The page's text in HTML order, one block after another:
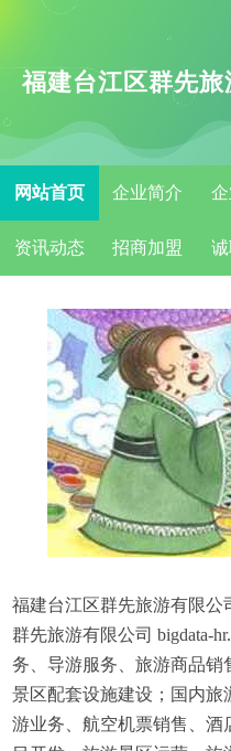
福建台江区群先旅
网站首页 企业简介
资讯动态 招商加盟
福建台江区群先旅游有限公
群先旅游有限公司 bigdata-
务、导游服务、旅游商品
景区配套设施建设；国内旅
游业务、航空机票销售、酒